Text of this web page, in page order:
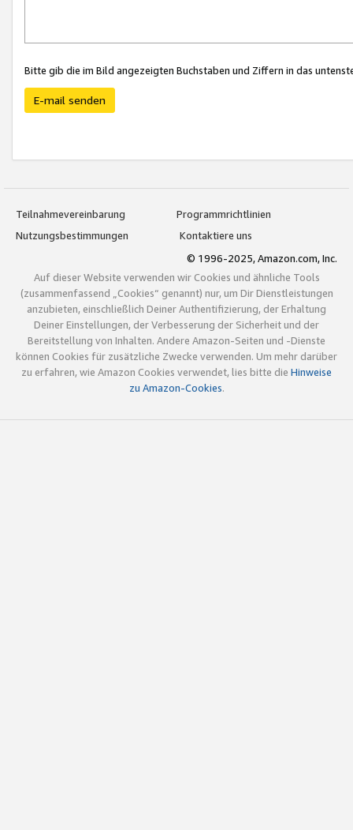
Bitte gib die im Bild angezeigten Buchstaben und Ziffern in das
E-mail senden
Teilnahmevereinbarung
Programmrichtlinien
Nutzungsbestimmungen
Kontaktiere uns
© 1996-2025, Amazon.com, Inc.
Auf dieser Website verwenden wir Cookies und ähnliche Tools
(zusammenfassend „Cookies“ genannt) nur, um Dir Dienstleistungen
anzubieten, einschließlich Deiner Authentifizierung, der Erhaltung
Deiner Einstellungen, der Verbesserung der Sicherheit und der
Bereitstellung von Inhalten. Andere Amazon-Seiten und -Dienste
können Cookies für zusätzliche Zwecke verwenden. Um mehr darüber
zu erfahren, wie Amazon Cookies verwendet, lies bitte die Hinweise
zu Amazon-Cookies.